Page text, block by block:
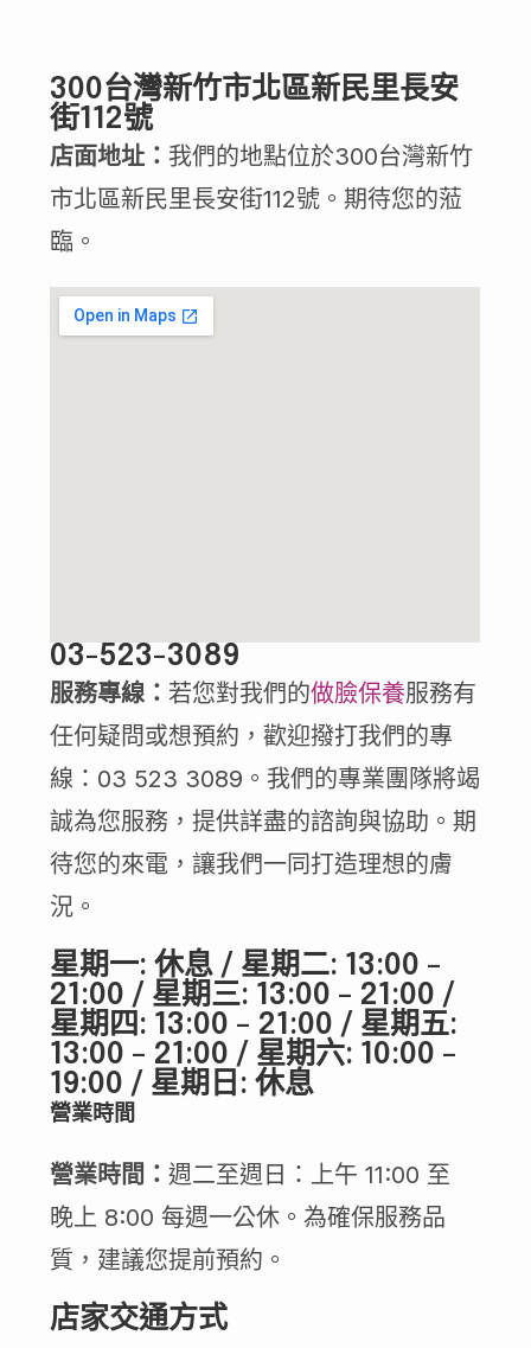
300台灣新竹市北區新民里長安
街112號
店面地址： 我們的地點位於300台灣新竹
市北區新民里長安街112號。期待您的蒞
臨。
03-523-3089
服務專線： 若您對我們的做臉保養服務有
任何疑問或想預約，歡迎撥打我們的專
線：03 523 3089。我們的專業團隊將竭
誠為您服務，提供詳盡的諮詢與協助。期
待您的來電，讓我們一同打造理想的膚
況。
星期一: 休息 / 星期二: 13:00 –
21:00 / 星期三: 13:00 – 21:00 /
星期四: 13:00 – 21:00 / 星期五:
13:00 – 21:00 / 星期六: 10:00 –
19:00 / 星期日: 休息
營業時間
營業時間：週二至週日：上午 11:00 至
晚上 8:00 每週一公休。為確保服務品
質，建議您提前預約。
店家交通方式